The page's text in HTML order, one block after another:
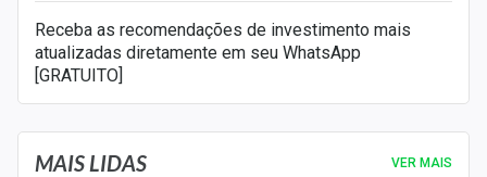
Receba as recomendações de investimento mais
atualizadas diretamente em seu WhatsApp
[GRATUITO]
MAIS LIDAS VER MAIS